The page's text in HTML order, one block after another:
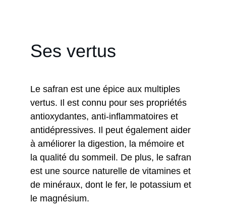
Ses vertus
Le safran est une épice aux multiples
vertus. Il est connu pour ses propriétés
antioxydantes, anti-inflammatoires et
antidépressives. Il peut également aider
à améliorer la digestion, la mémoire et
la qualité du sommeil. De plus, le safran
est une source naturelle de vitamines et
de minéraux, dont le fer, le potassium et
le magnésium.